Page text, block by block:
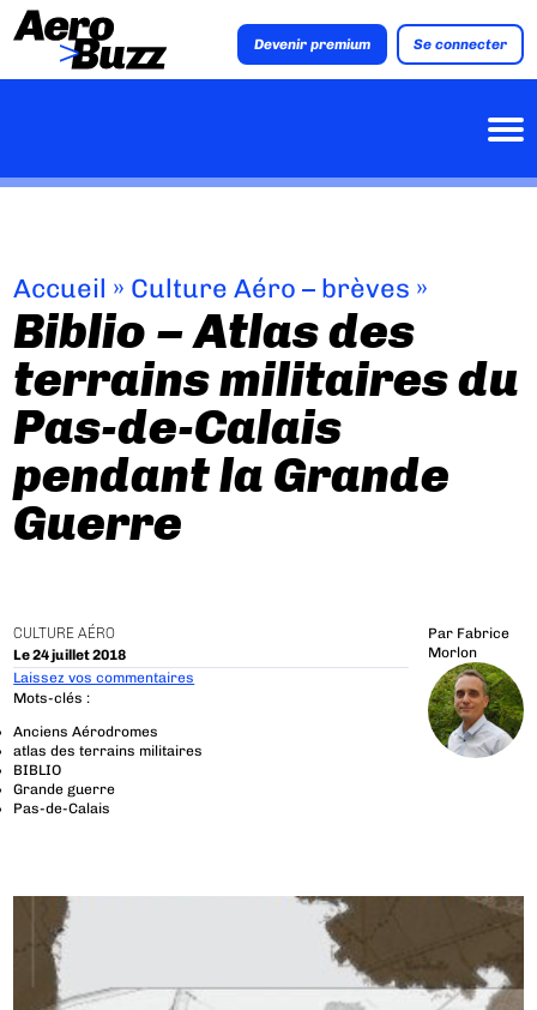
Devenir premium Se connecter
Accueil » Culture Aéro – brèves »
Biblio – Atlas des
terrains militaires du
Pas-de-Calais
pendant la Grande
Guerre
CULTURE AÉRO
Le 24 juillet 2018
Par Fabrice
Morlon
Laissez vos commentaires
Mots-clés :
Anciens Aérodromes
atlas des terrains militaires
BIBLIO
Grande guerre
Pas-de-Calais